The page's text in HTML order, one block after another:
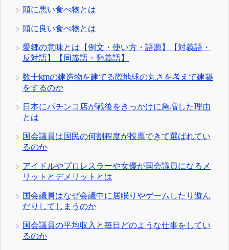
頭に悪い食べ物とは
頭に良い食べ物とは
愛郷の意味とは【例文・使い方・語源】【対義語・
反対語】【同義語・類義語】
数十kmの建造物を建てる際地球の丸さを考えて建築
をするのか
日本にパチンコ店が戦後をきっかけに急増した理由
とは
国会議員は国民の何割程度が投票できて選ばれてい
るのか
アイドルやプロレスラーや女優が国会議員になるメ
リットとデメリットとは
国会議員はなぜ会議中に居眠りやゲームしたり遊ん
だりしてしまうのか
国会議員の平均収入と毎日どのような仕事をしてい
るのか